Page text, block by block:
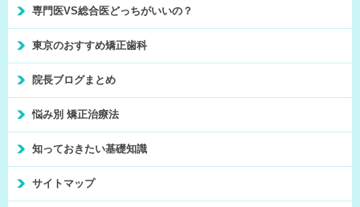
専門医VS総合医どっちがいいの？
東京のおすすめ矯正歯科
院長ブログまとめ
悩み別 矯正治療法
知っておきたい基礎知識
サイトマップ